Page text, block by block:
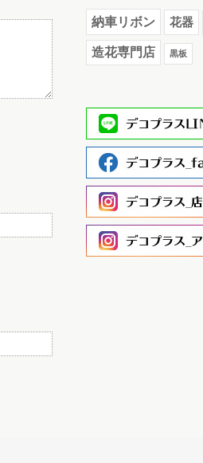
納車リボン 花器
造花専門店 黒板